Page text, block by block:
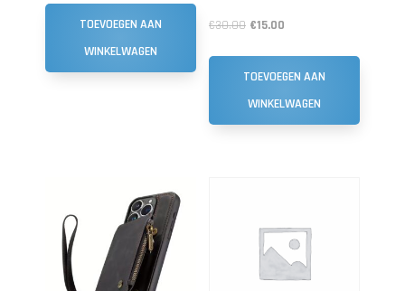
TOEVOEGEN AAN
WINKELWAGEN
€30.00 €15.00
TOEVOEGEN AAN
WINKELWAGEN